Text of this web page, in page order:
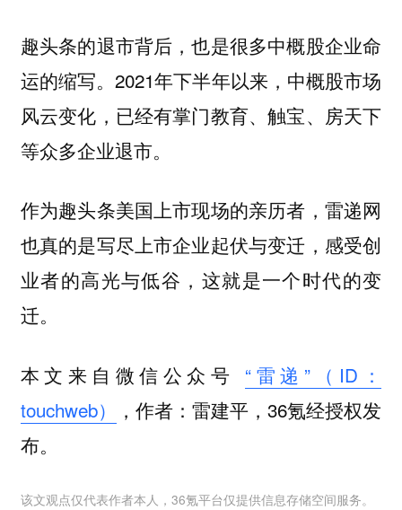
趣头条的退市背后，也是很多中概股企业命
运的缩写。2021年下半年以来，中概股市场
风云变化，已经有掌门教育、触宝、房天下
等众多企业退市。
作为趣头条美国上市现场的亲历者，雷递网
也真的是写尽上市企业起伏与变迁，感受创
业者的高光与低谷，这就是一个时代的变
迁。
本文来自微信公众号 “雷递”（ID：
touchweb）
，作者：雷建平，36氪经授权发
布。
该文观点仅代表作者本人，36氪平台仅提供信息存储空间服务。